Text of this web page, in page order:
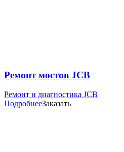
Ремонт мостов JCB
Ремонт и диагностика JCB
ПодробнееЗаказать